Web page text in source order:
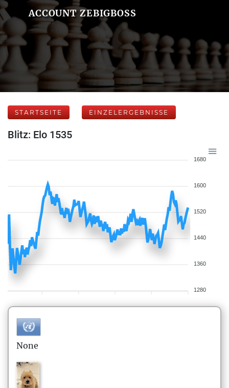
ACCOUNT ZEBIGBOSS
STARTSEITE EINZELERGEBNISSE
Blitz: Elo 1535
1680
1600
1520
1440
1360
1280
None